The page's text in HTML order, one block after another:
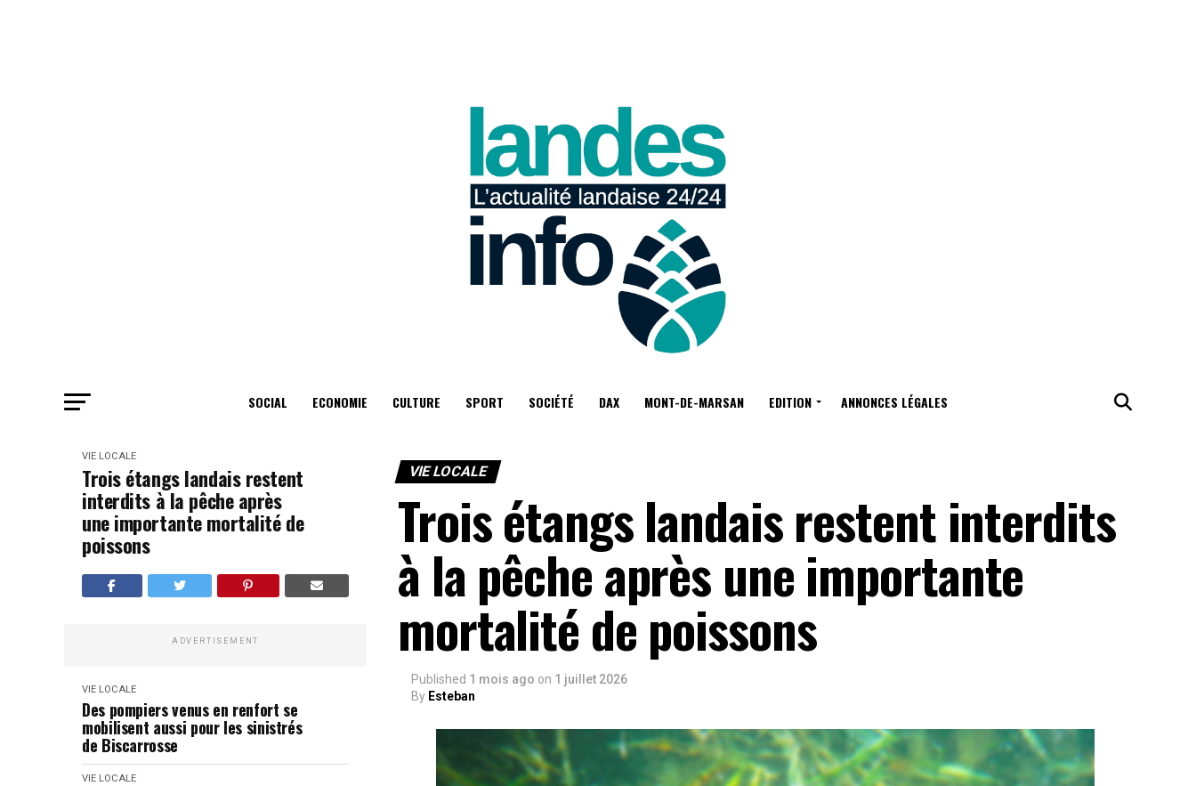
SOCIAL ECONOMIE CULTURE SPORT SOCIÉTÉ DAX MONT-DE-MARSAN EDITION ANNONCES LÉGALES
VIE LOCALE
Trois étangs landais restent
interdits à la pêche après
une importante mortalité de
poissons
ADVERTISEMENT
VIE LOCALE
Des pompiers venus en renfort se
mobilisent aussi pour les sinistrés
de Biscarrosse
VIE LOCALE
VIE LOCALE
Trois étangs landais restent interdits
à la pêche après une importante
mortalité de poissons
Published 1 mois ago on 1 juillet 2026
By Esteban